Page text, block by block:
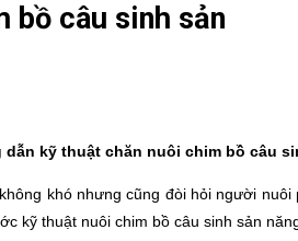
bồ câu sinh sản
dẫn kỹ thuật chăn nuôi chim bồ câu
khó nhưng cũng đòi hỏi người
kỹ thuật nuôi chim bồ câu sinh sản